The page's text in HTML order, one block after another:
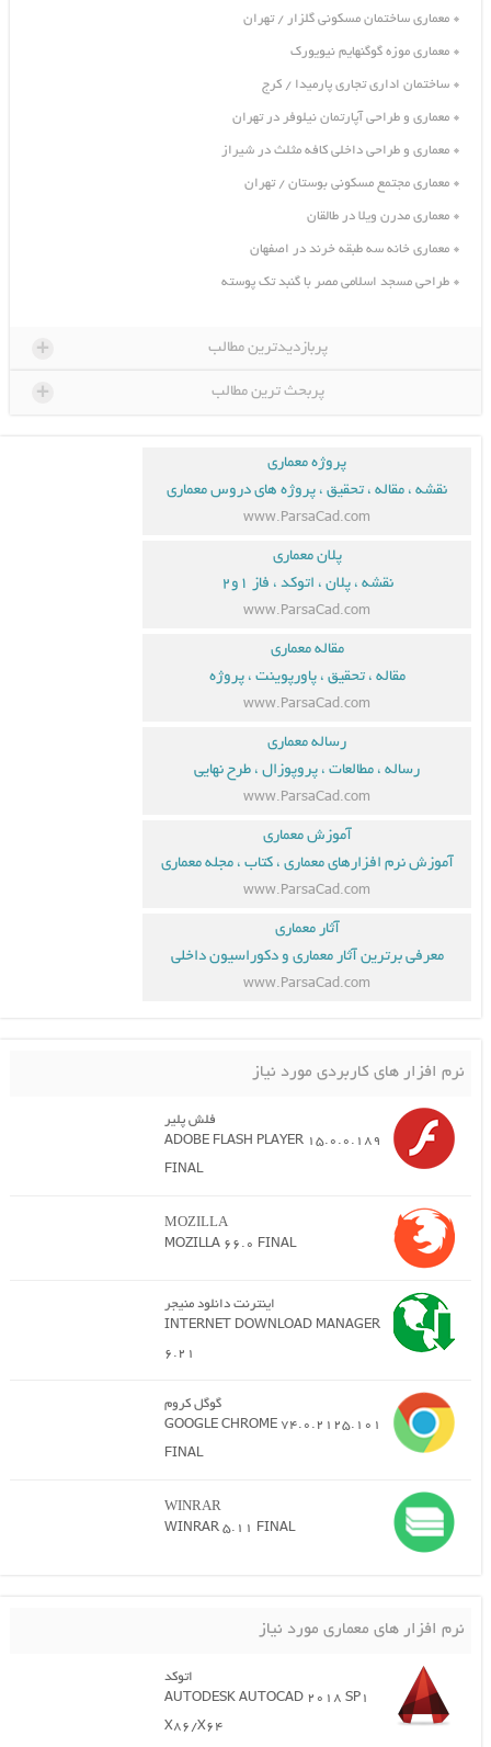
معماری ساختمان مسکونی گلزار / تهران
معماری موزه گوگنهایم نیویورک
ساختمان اداری تجاری پارمیدا / کرج
معماری و طراحی آپارتمان نیلوفر در تهران
معماری و طراحی داخلی کافه مثلث در شیراز
معماری مجتمع مسکونی بوستان / تهران
معماری مدرن ویلا در طالقان
معماری خانه سه طبقه خرند در اصفهان
طراحی مسجد اسلامی مصر با گنبد تک پوسته
پربازدیدترین مطالب +
پربحث ترین مطالب +
پروژه معماری
نقشه ، مقاله ، تحقیق ، پروژه های دروس معماری
www.ParsaCad.com
پلان معماری
نقشه ، پلان ، اتوکد ، فاز ۱و۲
www.ParsaCad.com
مقاله معماری
مقاله ، تحقیق ، پاورپوینت ، پروژه
www.ParsaCad.com
رساله معماری
رساله ، مطالعات ، پروپوزال ، طرح نهایی
www.ParsaCad.com
آموزش معماری
آموزش نرم افزارهای معماری ، کتاب ، مجله معماری
www.ParsaCad.com
آثار معماری
معرفی برترین آثار معماری و دکوراسیون داخلی
www.ParsaCad.com
نرم افزار های کاربردی مورد نیاز
فلش پلیر
ADOBE FLASH PLAYER 15.0.0.189
FINAL
MOZILLA
MOZILLA 66.0 FINAL
اینترنت دانلود منیجر
INTERNET DOWNLOAD MANAGER
6.21
گوگل کروم
GOOGLE CHROME 74.0.2125.101
FINAL
WINRAR
WINRAR 5.11 FINAL
نرم افزار های معماری مورد نیاز
اتوکد
AUTODESK AUTOCAD 2018 SP1
X86/X64